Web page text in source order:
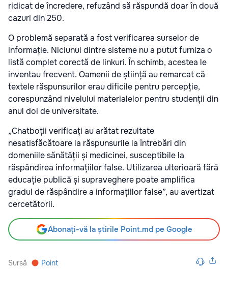
ridicat de încredere, refuzând să răspundă doar în două
cazuri din 250.
O problemă separată a fost verificarea surselor de
informație. Niciunul dintre sisteme nu a putut furniza o
listă complet corectă de linkuri. În schimb, acestea le
inventau frecvent. Oamenii de știință au remarcat că
textele răspunsurilor erau dificile pentru percepție,
corespunzând nivelului materialelor pentru studenții din
anul doi de universitate.
„Chatboții verificați au arătat rezultate
nesatisfăcătoare la răspunsurile la întrebări din
domeniile sănătății și medicinei, susceptibile la
răspândirea informațiilor false. Utilizarea ulterioară fără
educație publică și supraveghere poate amplifica
gradul de răspândire a informațiilor false”, au avertizat
cercetătorii.
Abonați-vă la știrile Point.md pe Google
Sursă Point